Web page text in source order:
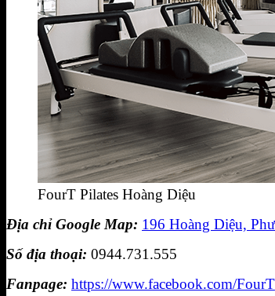
FourT Pilates Hoàng Diệu
Địa chỉ Google Map: 196 Hoàng Diệu,
Số địa thoại: 0944.731.555
Fanpage: https://www.facebook.com/